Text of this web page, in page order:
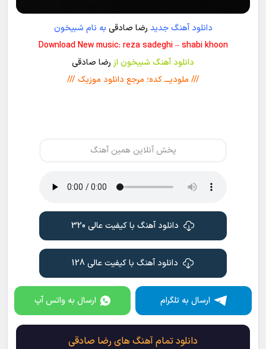
دانلود آهنگ جدید رضا صادقی به نام شبیخون
Download New music: reza sadeghi – shabi khoon
دانلود آهنگ شبیخون از رضا صادقی
/// ملودیـــ کده؛ مرجع دانلود موزیک ///
پخش آنلاین همین آهنگ
دانلود آهنگ با کیفیت عالی 320
دانلود آهنگ با کیفیت عالی 128
ارسال به تلگرام ارسال به واتس آپ
دانلود تمام آهنگ های رضا صادقی